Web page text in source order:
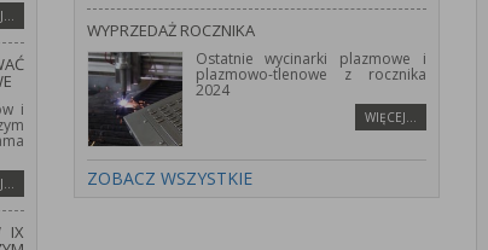
i
IX
WYPRZEDAŻ ROCZNIKA
Ostatnie wycinarki plazmowe i
plazmowo-tlenowe z rocznika
2024
WIĘCEJ…
ZOBACZ WSZYSTKIE